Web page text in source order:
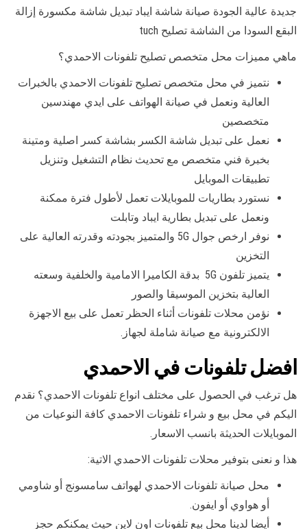
جديدة عالية الجودة صيانة شاشة ايباد تبديل شاشة مكسورة إزالة
البقع السودا من الشاشة تصليح tuch
ماهي مميزات محل متخصص تصليح تلفونات الاحمدي؟
نتميز في محل متخصص تصليح تلفونات الاحمدي بالخبرات
العالية ونعمل في صيانة الهواتف على ايدي مهندسين
متخصصين
نعمل على تبديل شاشة الكسر بشاشة كسر اصلية ومتينة
بخبرة فني متخصص مع تحديث نظام التشغيل وتنزيل
تطبيقات الموبايل
نستورد بطاريات للموبايلات تعمل لأطول فترة ممكنة
ونعمل على تبديل بطارية ايباد وتابلت
نوفر ارخص جوال 5G والمتميز بجودته وقدرته العالية على
التخزين
يتميز تلفون 5G بدقة الكاميرا الامامية والخلفية وسعته
العالية بتخزين الموسيقا والصور
نؤمن محلات تلفونات أثناء الحظر تعمل على بيع الاجهزة
الالكترونية مع صيانة شاملة لجهاز.
افضل تلفونات في الاحمدي
هل ترغب في الحصول على مختلف انواع تلفونات الاحمدي؟ نقدم
اليكم في محل بيع و شراء تلفونات الاحمدي كافة النوعيات من
الموبايلات الحديثة بانسب الاسعار.
هذا و نعنى بتوفير محلات تلفونات الاحمدي الاتية:
محل صيانة تلفونات الاحمدي لهواتف سامسونج أو شاومي
أو هواوي أو ايفون.
أيضا لدينا محل بيع تلفونات اون لاين حيث يمكنكم حجز